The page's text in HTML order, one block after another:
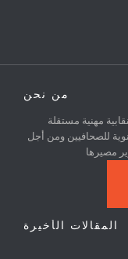
من نحن
مهنية مستقلة
للصحافيين ومن أجل
مصيرها
المقالات الأخيرة